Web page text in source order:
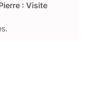
: Visite